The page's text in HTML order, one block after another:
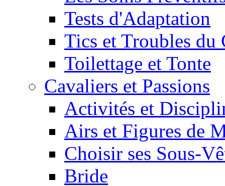
Tests d'Adaptation
Tics et Troubles du
Toilettage et Tonte
Cavaliers et Passions
Activités et
Airs et Figures de
Choisir ses Sous-
Bride